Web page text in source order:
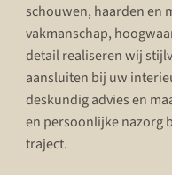
schouwen, haarden en
vakmanschap,
detail realiseren wij
aansluiten bij uw
deskundig advies en
en persoonlijke nazorg
traject.